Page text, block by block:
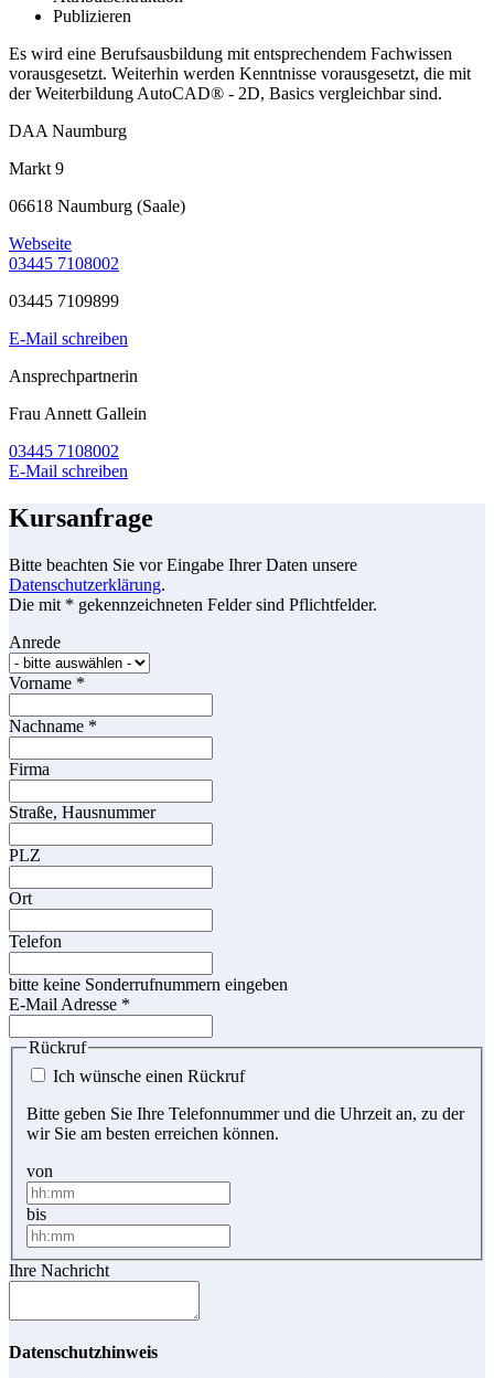
Publizieren
Es wird eine Berufsausbildung mit entsprechendem Fachwissen
vorausgesetzt. Weiterhin werden Kenntnisse vorausgesetzt, die mit
der Weiterbildung AutoCAD® - 2D, Basics vergleichbar sind.
DAA Naumburg
Markt 9
06618 Naumburg (Saale)
Webseite
03445 7108002
03445 7109899
E-Mail schreiben
Ansprechpartnerin
Frau Annett Gallein
03445 7108002
E-Mail schreiben
Kursanfrage
Bitte beachten Sie vor Eingabe Ihrer Daten unsere
Datenschutzerklärung.
Die mit * gekennzeichneten Felder sind Pflichtfelder.
Anrede
Vorname *
Nachname *
Firma
Straße, Hausnummer
PLZ
Ort
Telefon
bitte keine Sonderrufnummern eingeben
E-Mail Adresse *
Rückruf
Ich wünsche einen Rückruf
Bitte geben Sie Ihre Telefonnummer und die Uhrzeit an, zu der
wir Sie am besten erreichen können.
von
bis
Ihre Nachricht
Datenschutzhinweis